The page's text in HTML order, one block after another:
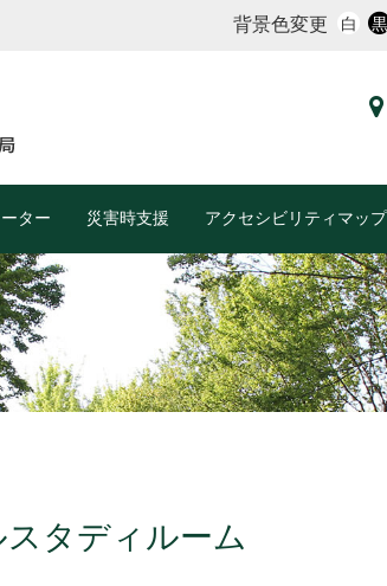
背景色変更 白 黒
ター 災害時支援 アクセシビリティマップ
タディルーム